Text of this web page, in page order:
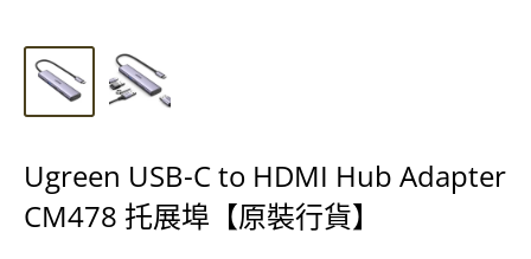
Ugreen USB-C to HDMI Hub Adapter
CM478 托展埠【原裝行貨】